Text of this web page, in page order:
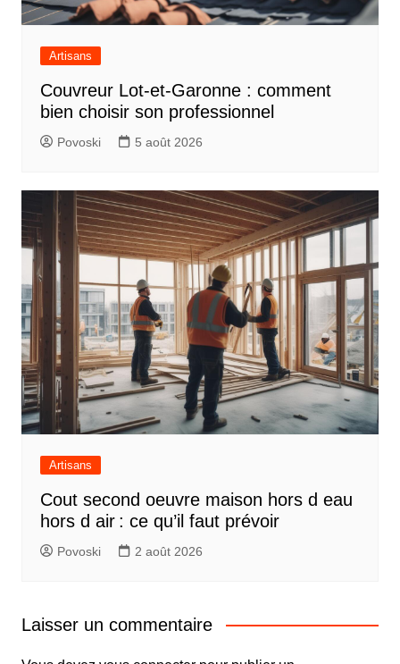
Artisans
Couvreur Lot-et-Garonne : comment
bien choisir son professionnel
Povoski 5 août 2026
Artisans
Cout second oeuvre maison hors d eau
hors d air : ce qu’il faut prévoir
Povoski 2 août 2026
Laisser un commentaire